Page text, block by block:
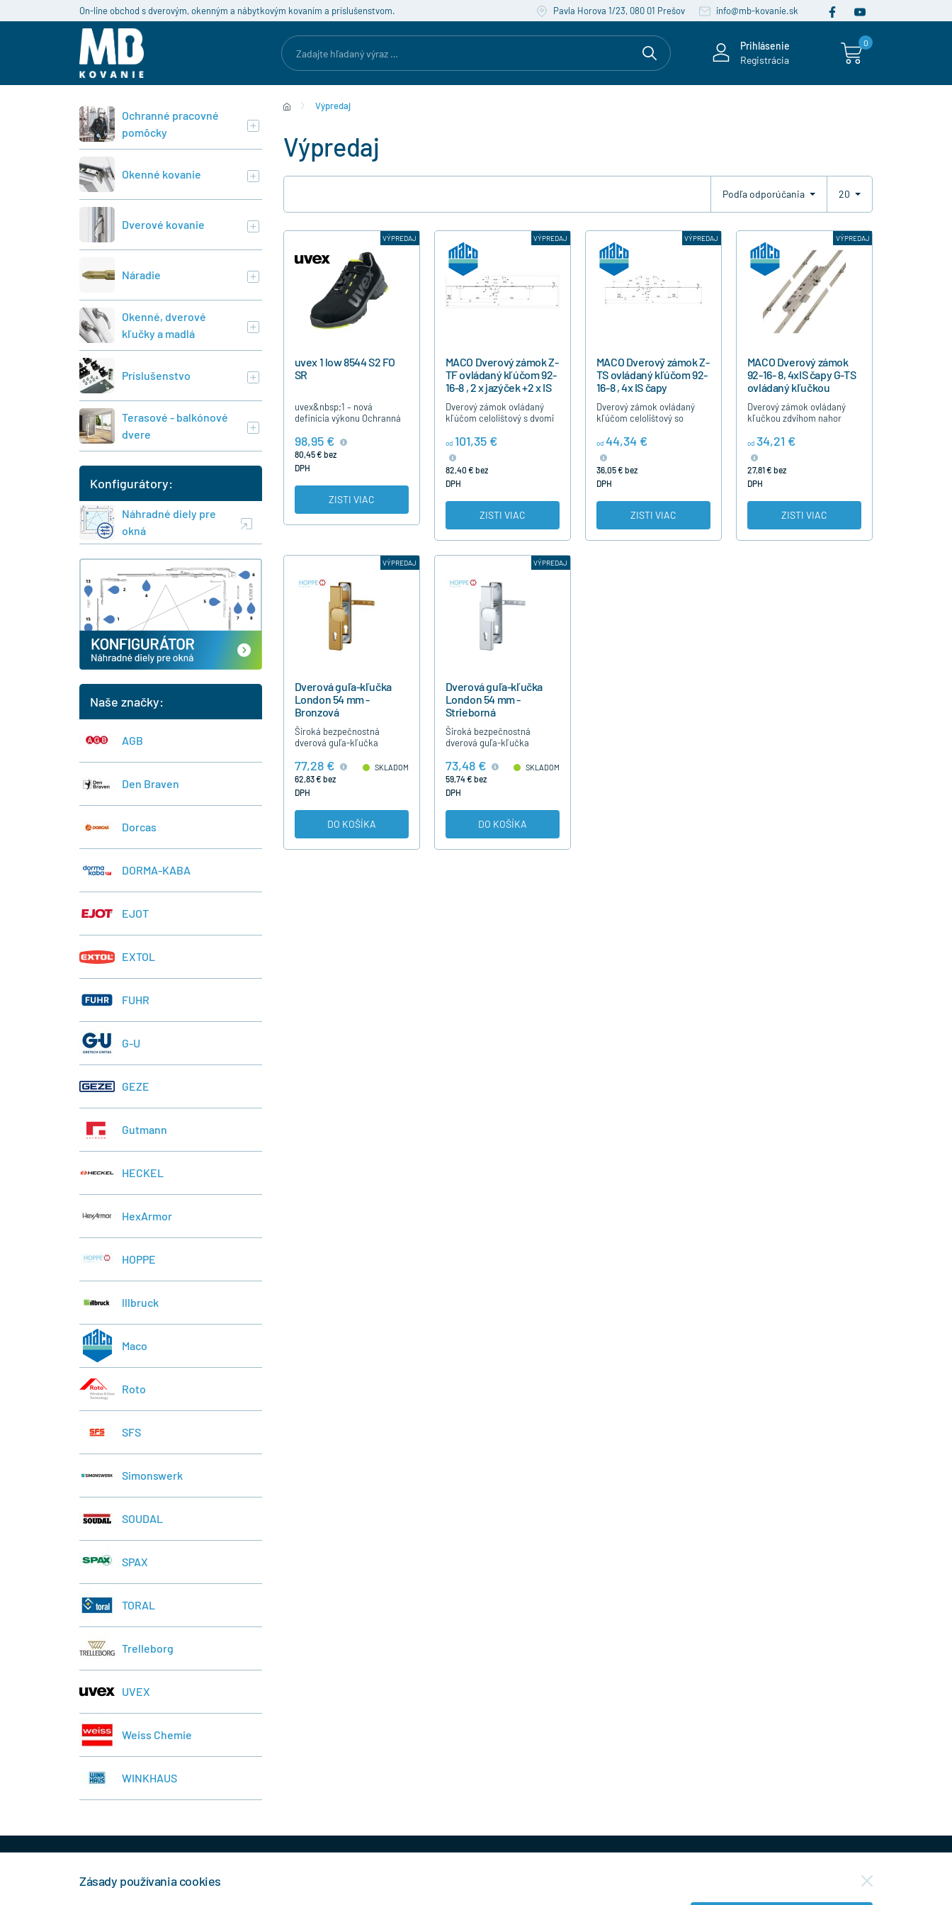
On-line obchod s dverovým, okenným a nábytkovým kovaním a príslušenstvom. Pavla Horova 1/23, 080 01 Prešov info@mb-kovanie.sk
Prihlásenie
Registrácia
0
Výpredaj
Výpredaj
Podľa odporúčania 20
VÝPREDAJ
uvex 1 low 8544 S2 FO
SR
uvex&nbsp;1 – nová
definícia výkonu Ochranná
s&nbsp;triedami ochrany S1
a&nbsp;S2 optimálne chráni
a&nbsp;podporuje…
98,95 €
80,45 € bez
DPH
ZISTI VIAC
VÝPREDAJ
MACO Dverový zámok Z-
TF ovládaný kľúčom 92-
16-8 , 2 x jazýček +2 x IS
Dverový zámok ovládaný
kľúčom celolištový s dvomi
hríbikmi umožňujucími
reguláciu prítlaku a dvomi
jazýčkami. Je…
od 101,35 €
82,40 € bez
DPH
ZISTI VIAC
VÝPREDAJ
MACO Dverový zámok Z-
TS ovládaný kľúčom 92-
16-8 , 4x IS čapy
Dverový zámok ovládaný
kľúčom celolištový so
hríbikmi umožňujucími
reguláciu prítlaku. Je
určený pre hľbku…
od 44,34 €
36,05 € bez
DPH
ZISTI VIAC
VÝPREDAJ
MACO Dverový zámok
92-16- 8, 4xIS čapy G-TS
ovládaný kľučkou
Dverový zámok ovládaný
kľučkou zdvihom nahor
uzatváracími bodmi - 4xIS
čapmi - hríbikmi
umožňujucími reguláciu…
od 34,21 €
27,81 € bez
DPH
ZISTI VIAC
VÝPREDAJ
Dverová guľa-kľučka
London 54 mm -
Bronzová
Široká bezpečnostná
dverová guľa-kľučka
vonkajším a vnútorným
štítkom je určená pre dvere
s viacbodovým
uzamykaním. Šírka…
77,28 €
62,83 € bez
DPH
SKLADOM
DO KOŠÍKA
VÝPREDAJ
Dverová guľa-kľučka
London 54 mm -
Strieborná
Široká bezpečnostná
dverová guľa-kľučka
vonkajším a vnútorným
štítkom je určená pre dvere
s viacbodovým
uzamykaním. Šírka…
73,48 €
59,74 € bez
DPH
SKLADOM
DO KOŠÍKA
Ochranné pracovné
pomôcky
Okenné kovanie
Dverové kovanie
Náradie
Okenné, dverové
kľučky a madlá
Príslušenstvo
Terasové - balkónové
dvere
Konfigurátory:
Náhradné diely pre
okná
Naše značky:
AGB
Den Braven
Dorcas
DORMA-KABA
EJOT
EXTOL
FUHR
G-U
GEZE
Gutmann
HECKEL
HexArmor
HOPPE
lllbruck
Maco
Roto
SFS
Simonswerk
SOUDAL
SPAX
TORAL
Trelleborg
UVEX
Weiss Chemie
WINKHAUS
Zásady používania cookies